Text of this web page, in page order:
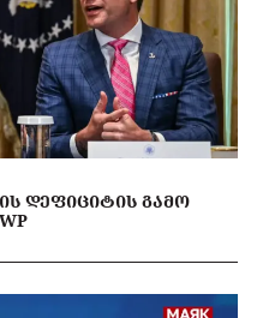
ᲓᲔᲤᲘᲪᲘᲢᲘᲡ ᲒᲐᲛᲝ